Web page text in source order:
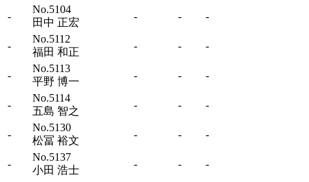
-
No.5104
田中 正宏
- - -
-
No.5112
福田 和正
- - -
-
No.5113
平野 博一
- - -
-
No.5114
五島 智之
- - -
-
No.5130
松冨 裕文
- - -
-
No.5137
小田 浩士
- -
-